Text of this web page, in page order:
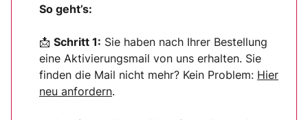
So geht’s:
📩 Schritt 1: Sie haben nach Ihrer Bestellung
eine Aktivierungsmail von uns erhalten. Sie
finden die Mail nicht mehr? Kein Problem: Hier
neu anfordern.